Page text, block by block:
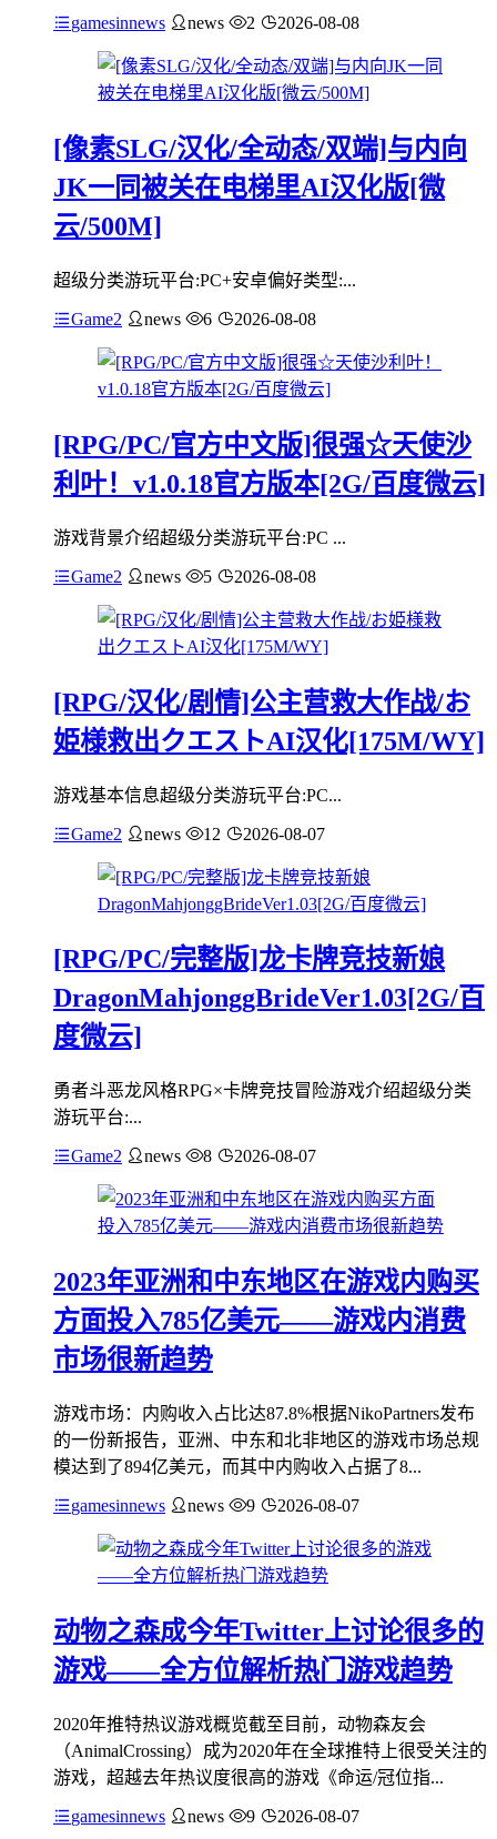
gamesinnews news 2 2026-08-08
[像素SLG/汉化/全动态/双端]与内向
JK一同被关在电梯里AI汉化版[微
云/500M]
超级分类游玩平台:PC+安卓偏好类型:...
Game2 news 6 2026-08-08
[RPG/PC/官方中文版]很强☆天使沙
利叶！v1.0.18官方版本[2G/百度微云]
游戏背景介绍超级分类游玩平台:PC ...
Game2 news 5 2026-08-08
[RPG/汉化/剧情]公主营救大作战/お
姫様救出クエストAI汉化[175M/WY]
游戏基本信息超级分类游玩平台:PC...
Game2 news 12 2026-08-07
[RPG/PC/完整版]龙卡牌竞技新娘
DragonMahjonggBrideVer1.03[2G/百
度微云]
勇者斗恶龙风格RPG×卡牌竞技冒险游戏介绍超级分类
游玩平台:...
Game2 news 8 2026-08-07
2023年亚洲和中东地区在游戏内购买
方面投入785亿美元——游戏内消费
市场很新趋势
游戏市场：内购收入占比达87.8%根据NikoPartners发布
的一份新报告，亚洲、中东和北非地区的游戏市场总规
模达到了894亿美元，而其中内购收入占据了8...
gamesinnews news 9 2026-08-07
动物之森成今年Twitter上讨论很多的
游戏——全方位解析热门游戏趋势
2020年推特热议游戏概览截至目前，动物森友会
（AnimalCrossing）成为2020年在全球推特上很受关注的
游戏，超越去年热议度很高的游戏《命运/冠位指...
gamesinnews news 9 2026-08-07